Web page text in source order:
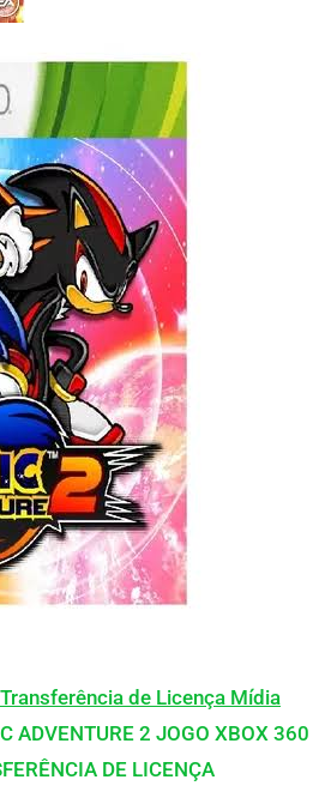
de Licença Mídia
ADVENTURE 2 JOGO XBOX 360
DE LICENÇA